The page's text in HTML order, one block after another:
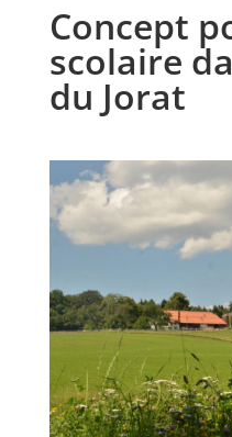
Concept
scolaire
du Jorat